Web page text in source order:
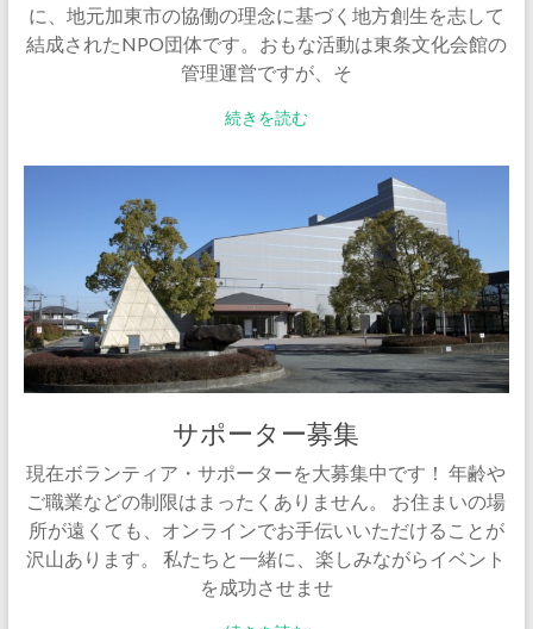
に、地元加東市の協働の理念に基づく地方創生を志して
結成されたNPO団体です。おもな活動は東条文化会館の
管理運営ですが、そ
続きを読む
サポーター募集
現在ボランティア・サポーターを大募集中です！ 年齢や
ご職業などの制限はまったくありません。 お住まいの場
所が遠くても、オンラインでお手伝いいただけることが
沢山あります。 私たちと一緒に、楽しみながらイベント
を成功させませ